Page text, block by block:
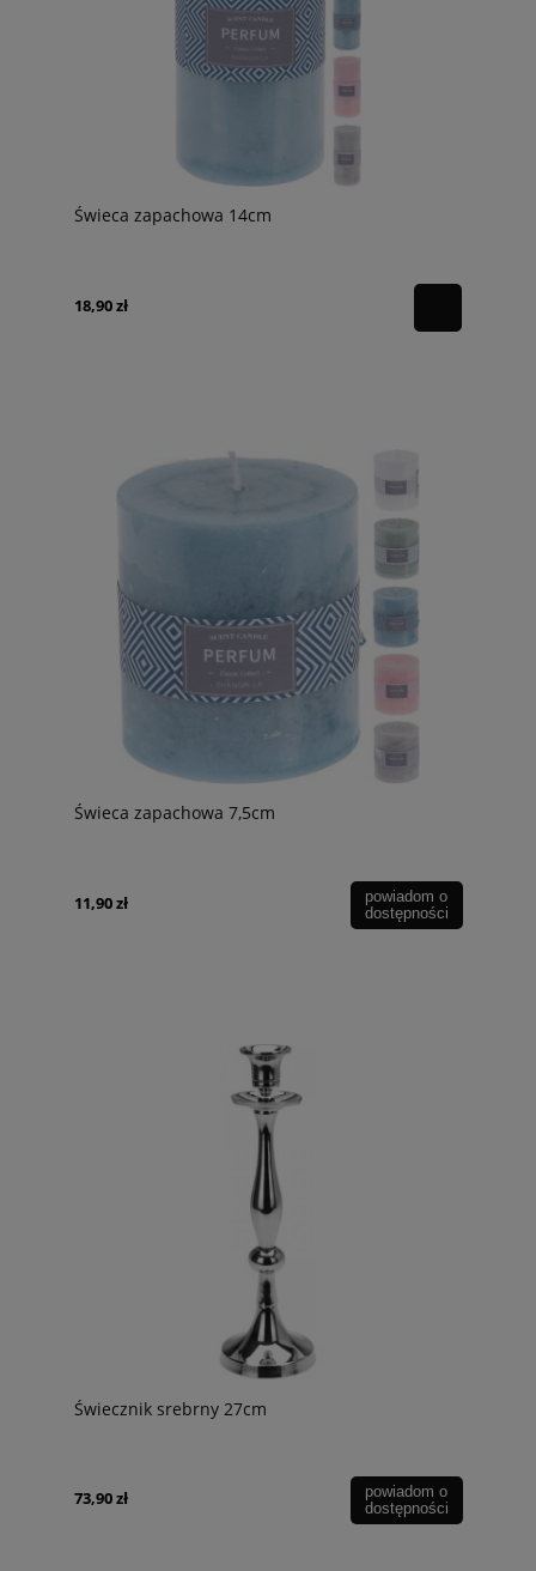
Świeca zapachowa 14cm
18,90 zł
Świeca zapachowa 7,5cm
11,90 zł
powiadom o
dostępności
Świecznik srebrny 27cm
73,90 zł
powiadom o
dostępności